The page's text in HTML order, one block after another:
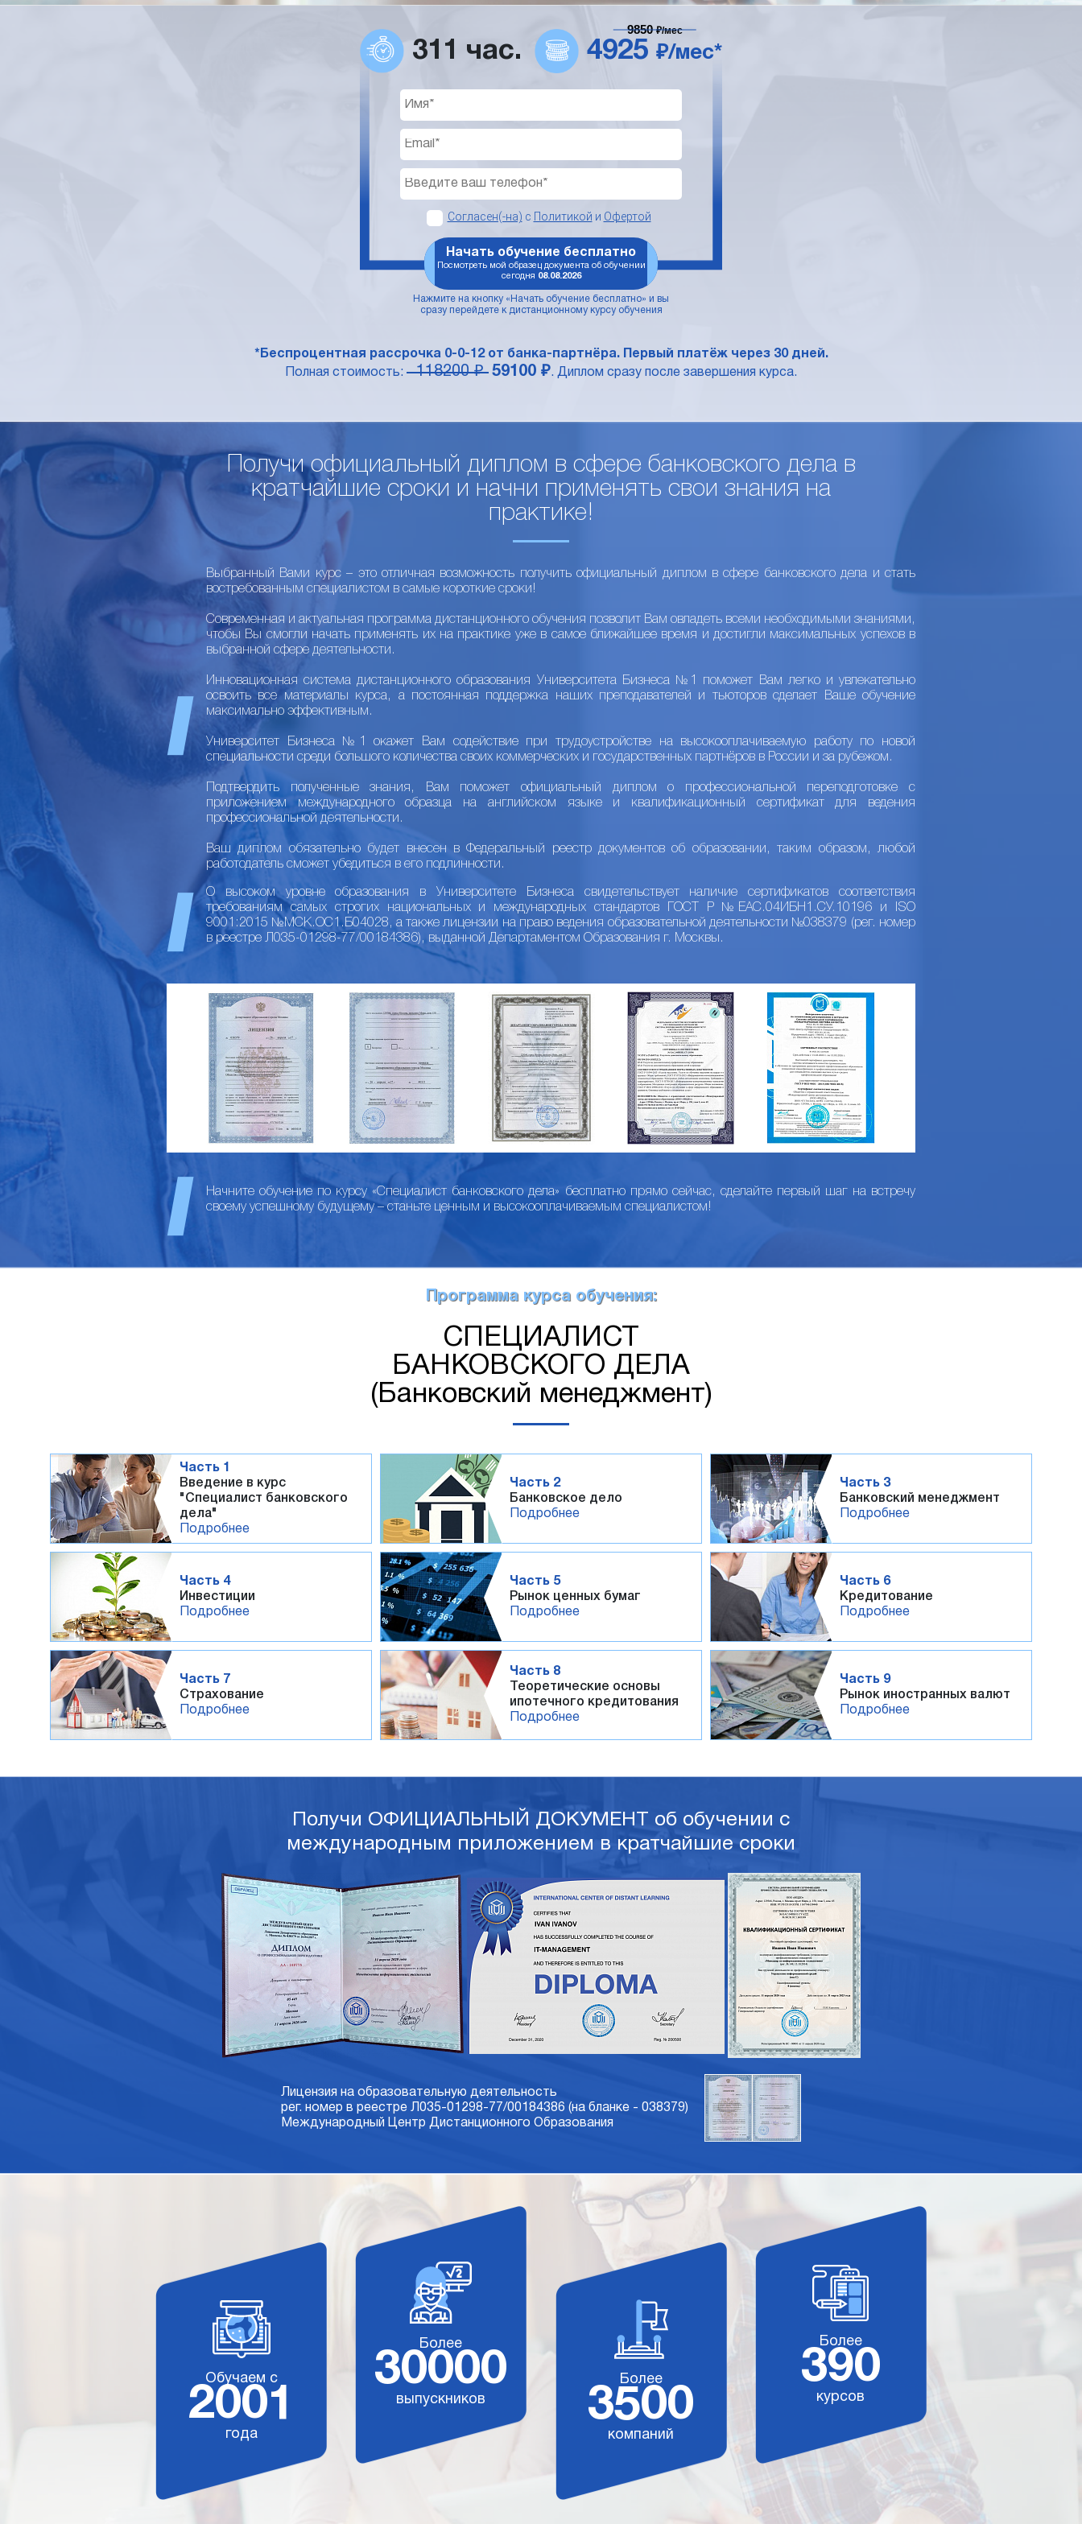
311 час. 4925 ₽/мес*
9850₽/мес
Согласен(-на) с Политикой и Офертой
Начать обучение бесплатно
Посмотреть мой образец документа об обучении
сегодня 08.08.2026
Нажмите на кнопку «Начать обучение бесплатно» и вы
сразу перейдете к дистанционному курсу обучения
*Беспроцентная рассрочка 0-0-12 от банка-партнёра. Первый платёж через 30 дней.
Полная стоимость: 118200 ₽ 59100 ₽. Диплом сразу после завершения курса.
Получи официальный диплом в сфере банковского дела в
кратчайшие сроки и начни применять свои знания на
практике!
Выбранный Вами курс – это отличная возможность получить официальный диплом в сфере банковского дела и стать
востребованным специалистом в самые короткие сроки!
Современная и актуальная программа дистанционного обучения позволит Вам овладеть всеми необходимыми знаниями,
чтобы Вы смогли начать применять их на практике уже в самое ближайшее время и достигли максимальных успехов в
выбранной сфере деятельности.
Инновационная система дистанционного образования Университета Бизнеса №1 поможет Вам легко и увлекательно
освоить все материалы курса, а постоянная поддержка наших преподавателей и тьюторов сделает Ваше обучение
максимально эффективным.
Университет Бизнеса №1 окажет Вам содействие при трудоустройстве на высокооплачиваемую работу по новой
специальности среди большого количества своих коммерческих и государственных партнёров в России и за рубежом.
Подтвердить полученные знания, Вам поможет официальный диплом о профессиональной переподготовке с
приложением международного образца на английском языке и квалификационный сертификат для ведения
профессиональной деятельности.
Ваш диплом обязательно будет внесен в Федеральный реестр документов об образовании, таким образом, любой
работодатель сможет убедиться в его подлинности.
О высоком уровне образования в Университете Бизнеса свидетельствует наличие сертификатов соответствия
требованиям самых строгих национальных и международных стандартов ГОСТ Р №ЕАС.04ИБН1.СУ.10196 и ISO
9001:2015 №МСК.ОС1.Б04028, а также лицензии на право ведения образовательной деятельности №038379 (рег. номер
в реестре Л035-01298-77/00184386), выданной Департаментом Образования г. Москвы.
Начните обучение по курсу «Специалист банковского дела» бесплатно прямо сейчас, сделайте первый шаг на встречу
своему успешному будущему – станьте ценным и высокооплачиваемым специалистом!
Программа курса обучения:
СПЕЦИАЛИСТ
БАНКОВСКОГО ДЕЛА
(Банковский менеджмент)
Часть 1
Введение в курс
"Специалист банковского
дела"
Подробнее
Часть 2
Банковское дело
Подробнее
Часть 3
Банковский менеджмент
Подробнее
Часть 4
Инвестиции
Подробнее
Часть 5
Рынок ценных бумаг
Подробнее
Часть 6
Кредитование
Подробнее
Часть 7
Страхование
Подробнее
Часть 8
Теоретические основы
ипотечного кредитования
Подробнее
Часть 9
Рынок иностранных валют
Подробнее
Получи ОФИЦИАЛЬНЫЙ ДОКУМЕНТ об обучении с
международным приложением в кратчайшие сроки
Лицензия на образовательную деятельность
рег. номер в реестре Л035-01298-77/00184386 (на бланке - 038379)
Международный Центр Дистанционного Образования
Обучаем с
2001
года
Более
30000
выпускников
Более
3500
компаний
Более
390
курсов